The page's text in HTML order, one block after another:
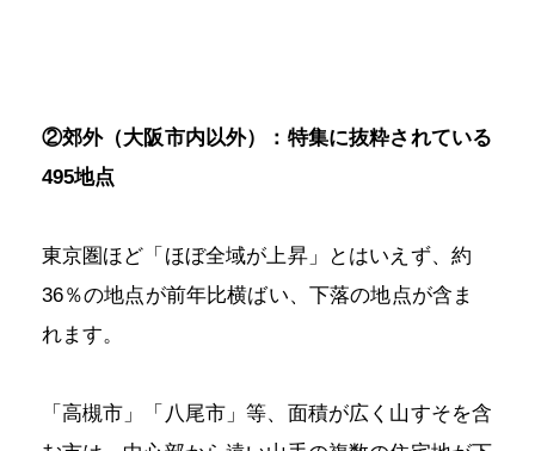
②郊外（大阪市内以外）：特集に抜粋されている
495地点
東京圏ほど「ほぼ全域が上昇」とはいえず、約
36％の地点が前年比横ばい、下落の地点が含ま
れます。
「高槻市」「八尾市」等、面積が広く山すそを含